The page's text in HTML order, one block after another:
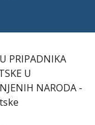
PRIPADNIKA
U
NARODA -